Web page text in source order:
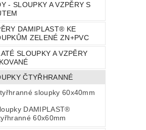
- SLOUPKY A VZPĚRY S
DAMIPLAST® KE
ZELENÉ ZN+PVC
SLOUPKY A VZPĚRY
ČTYŘHRANNÉ
sloupky 60x40mm
DAMIPLAST®
60x60mm